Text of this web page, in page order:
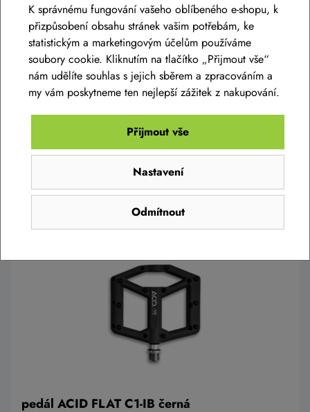
pedál ACID FLAT A17-IB zlatá
1 499 Kč
Skladem na prodejně
pedál ACID FLAT C1-IB černá
K správnému fungování vašeho oblíbeného e-shopu, k
přizpůsobení obsahu stránek vašim potřebám, ke
statistickým a marketingovým účelům používáme
soubory cookie. Kliknutím na tlačítko „Přijmout vše“
nám udělíte souhlas s jejich sběrem a zpracováním a
my vám poskytneme ten nejlepší zážitek z nakupování.
Odmítnout
Nastavení
Přijmout vše